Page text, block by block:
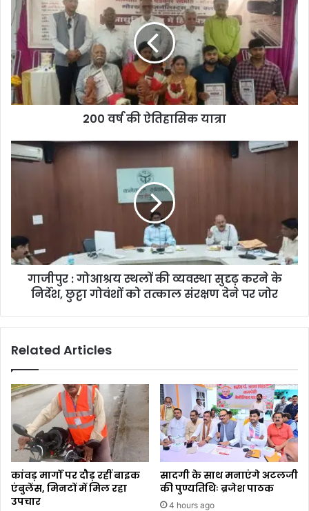
200 वर्ष की ऐतिहासिक यात्रा
गाजीपुर : गोआश्रय स्थलों की व्यवस्था सुदृढ़ करने के
निर्देश, छुट्टा गोवंशों को तत्काल संरक्षण देने पर जोर
Related Articles
कांवड़ मार्गों पर दौड़ रहीं बाइक
एंबुलेंस, मिनटों में मिल रहा
उपचार
सादगी के साथ मनाएंगे अटलजी
की पुण्यतिथिः ब्रजेश पाठक
4 hours ago